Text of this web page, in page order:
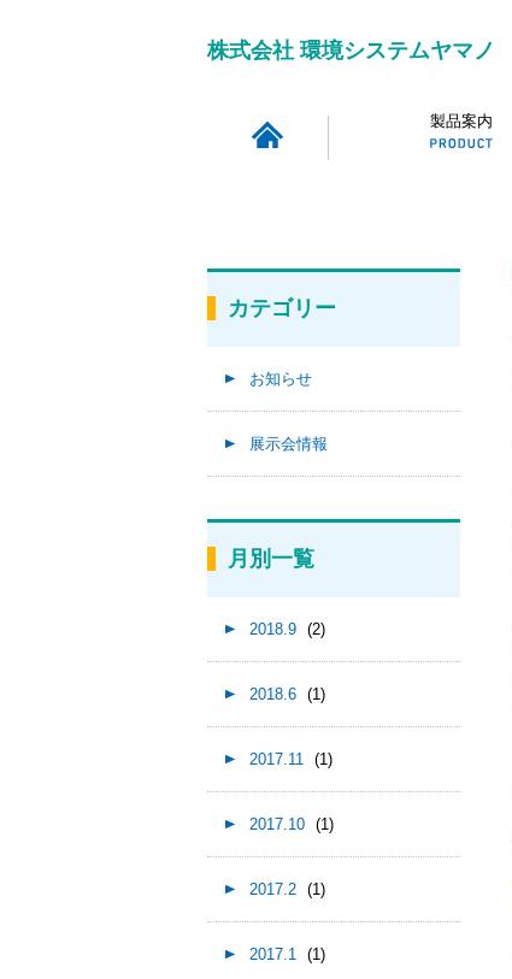
株式会社 環境システムヤマノ
製品案内
カテゴリー
お知らせ
展示会情報
月別一覧
2018.9 (2)
2018.6 (1)
2017.11 (1)
2017.10 (1)
2017.2 (1)
2017.1 (1)